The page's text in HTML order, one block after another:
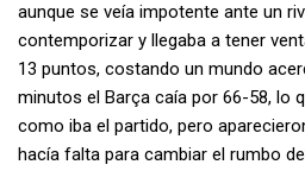
aunque se veía impotente ante un
contemporizar y llegaba a tener
13 puntos, costando un mundo
minutos el Barça caía por 66-58, lo
como iba el partido, pero
hacía falta para cambiar el rumbo